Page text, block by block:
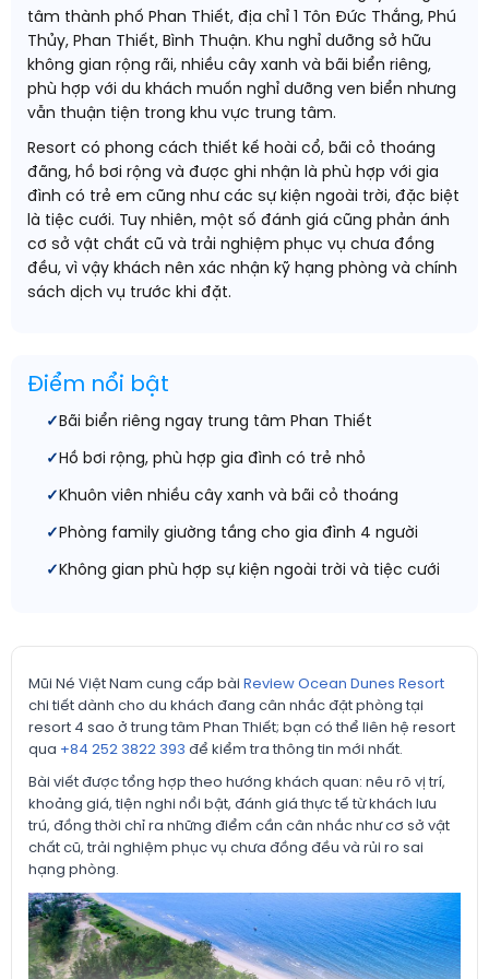
tâm thành phố Phan Thiết, địa chỉ 1 Tôn Đức Thắng, Phú
Thủy, Phan Thiết, Bình Thuận. Khu nghỉ dưỡng sở hữu
không gian rộng rãi, nhiều cây xanh và bãi biển riêng,
phù hợp với du khách muốn nghỉ dưỡng ven biển nhưng
vẫn thuận tiện trong khu vực trung tâm.
Resort có phong cách thiết kế hoài cổ, bãi cỏ thoáng
đãng, hồ bơi rộng và được ghi nhận là phù hợp với gia
đình có trẻ em cũng như các sự kiện ngoài trời, đặc biệt
là tiệc cưới. Tuy nhiên, một số đánh giá cũng phản ánh
cơ sở vật chất cũ và trải nghiệm phục vụ chưa đồng
đều, vì vậy khách nên xác nhận kỹ hạng phòng và chính
sách dịch vụ trước khi đặt.
Điểm nổi bật
Bãi biển riêng ngay trung tâm Phan Thiết
Hồ bơi rộng, phù hợp gia đình có trẻ nhỏ
Khuôn viên nhiều cây xanh và bãi cỏ thoáng
Phòng family giường tầng cho gia đình 4 người
Không gian phù hợp sự kiện ngoài trời và tiệc cưới
Mũi Né Việt Nam cung cấp bài Review Ocean Dunes Resort
chi tiết dành cho du khách đang cân nhắc đặt phòng tại
resort 4 sao ở trung tâm Phan Thiết; bạn có thể liên hệ resort
qua +84 252 3822 393 để kiểm tra thông tin mới nhất.
Bài viết được tổng hợp theo hướng khách quan: nêu rõ vị trí,
khoảng giá, tiện nghi nổi bật, đánh giá thực tế từ khách lưu
trú, đồng thời chỉ ra những điểm cần cân nhắc như cơ sở vật
chất cũ, trải nghiệm phục vụ chưa đồng đều và rủi ro sai
hạng phòng.